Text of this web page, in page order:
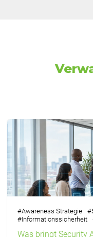
#Awareness Strategie #
#Informationssicherheit
Was bringt Security